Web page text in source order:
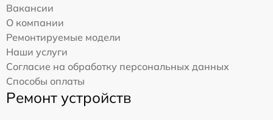
Вакансии
О компании
Ремонтируемые модели
Наши услуги
Согласие на обработку персональных данных
Способы оплаты
Ремонт устройств